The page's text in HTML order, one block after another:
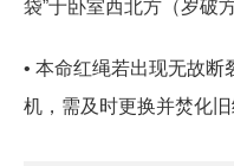
袋”于卧室西北方（岁破
• 本命红绳若出现无故
机，需及时更换并焚化旧